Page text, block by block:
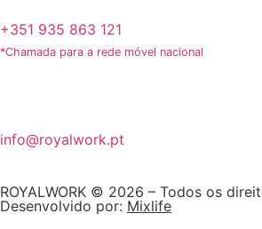
+351 935 863 121
*Chamada para a rede móvel nacional
info@royalwork.pt
ROYALWORK © 2026 – Todos os
Desenvolvido por: Mixlife